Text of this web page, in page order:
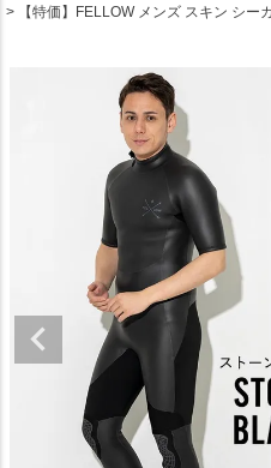
【特価】FELLOW メンズ スキン シ